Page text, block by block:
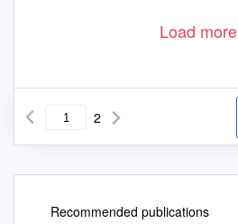
Load more
2
Recommended publications